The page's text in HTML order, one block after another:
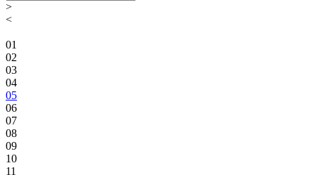
>
<
01
02
03
04
05
06
07
08
09
10
11